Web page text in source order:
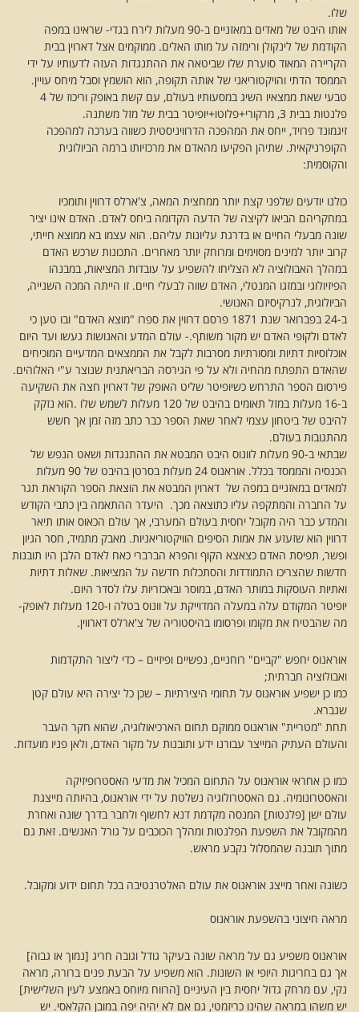
שלו.
אותו היבט של מאדים במאזניים ב-90 מעלות לירח בגדי- שראינו במפה
הקודמת של לינקולן ורימזה על מותו האלים. ממוקמים אצל דארוין בבית
הקריירה המאוד סוערת שלו שביטאה את ההתנגדות העזה לדעותיו על ידי
הממסד הדתי והויקטוריאני של אותה תקופה, הוא הושמץ וסבל מיחס עויין.
טבעי שאת ממצאיו השיג במסעותיו בעולם, עם קשת באופק וריכוז של 4
פלנטות בבית 3, מרקורי+פלוטו+יופיטר בבית של מזל משתנה.
זיגמונד פרויד, ייחס את המהפכה הדרוויניסטית כשווה בערכה למהפכה
הקופרניקאית. שתיהן הפקיעו מהאדם את מרכזיותו ברמה הביולוגית
והקוסמית:
כולנו יודעים שלפני קצת יותר ממחצית המאה, צ'ארלס דרווין ותומכיו
במחקריהם הביאו לקיצה של הדעה הקדומה ביחס לאדם. האדם אינו יציר
שונה מבעלי החיים או בדרגת עליונות עליהם. הוא עצמו בא ממוצא חייתי,
קרוב יותר למינים מסוימים ומרוחק יותר מאחרים. התכונות שרכש האדם
במהלך האבולוציה לא הצליחו להשפיע על עובדות המציאות, במבנהו
הפיזיולוגי ובמזגו המנטלי, האדם שווה לבעלי חיים. זו הייתה המכה השנייה,
הביולוגית, לנרקיסיזם האנושי.
ב-24 בפברואר שנת 1871 פרסם דרווין את ספרו "מוצא האדם" ובו טען כי
לאדם ולקופי האדם יש מקור משותף.- עולם המדע והאנושות געשו ועד היום
אוכלוסיות דתיות ומסורתיות מסרבות לקבל את הממצאים המדעיים המוכיחים
שהאדם התפתח מהחיה ולא על פי הגירסה הבריאתנית שנוצר ע"י האלוהים.
פירסום הספר התרחש כשיופיטר שליט האופק של דארוין חצה את השקיעה
ב-16 מעלות במזל תאומים בהיבט של 120 מעלות לשמש שלו .הוא נזקק
להיבט של ביטחון עצמי לאחר שאת הספר כבר כתב מזה זמן אך חשש
מהתגובות בעולם.
שבתאי ב-90 מעלות לוונוס היבט המבטא את ההתנגדות ושאט הנפש של
הכנסיה והממסד בכלל. אוראנוס 24 מעלות בסרטן בהיבט של 90 מעלות
למאדים במאזניים במפה של דארוין המבטא את הוצאת הספר הקוראת תגר
על החברה והמתקפה עליו כתוצאה מכך. היעדר ההתאמה בין כתבי הקודש
והמדע כבר היה מקובל יחסית בעולם המערבי, אך עולם הכאוס אותו תיאר
דרווין הוא שזעזע את אמות הסיפים הוויקטוריאניות. מאבק מתמיד, חסר הגיון
ופשר, תפיסת האדם כצאצא הקוף והפרא הברברי כאח לאדם הלבן היו תובנות
חדשות שהצריכו התמודדות והסתכלות חדשה על המציאות. שאלות דתיות
ואתיות העוסקות במותר האדם, במוסר ובאכזריות עלו לסדר היום.
יופיטר המקודם עלה במעלה המדוייקת על וונוס בטלה ו-120 מעלות לאופק-
מה שהבטיח את מקומו ופרסומו בהיסטוריה של צ'ארלס דארווין.
אוראנוס יחפש "קביים" רוחניים, נפשיים ופיזיים – כדי ליצור התקדמות
ואבולוציה חברתית;
כמו כן ישפיע אוראנוס על תחומי היצירתיות – שכן כל יצירה היא עולם קטן
שנברא.
תחת "מטריית" אוראנוס ממוקם תחום הארכיאולוגיה, שהוא חקר העבר
והעולם העתיק המייצר עבורנו ידע ותובנות על מקור האדם, ולאן פניו מועדות.
כמו כן אחראי אוראנוס על התחום המכיל את מדעי האסטרופיזיקה
והאסטרונומיה. גם האסטרולוגיה נשלטת על ידי אוראנוס, בהיותה מייצגת
עולם ישן [פלנטות] המנסה מקדמת דנא לחשוף ולחבר בדרך שונה ואחרת
מהמקובל את השפעת הפלנטות ומהלך הכוכבים על גורל האנשים. זאת גם
מתוך תובנה שהמסלול נקבע מראש.
כשונה ואחר מייצג אוראנוס את עולם האלטרנטיבה בכל תחום ידוע ומקובל.
מראה חיצוני בהשפעת אוראנוס
אוראנוס משפיע גם על מראה שונה בעיקר גודל וגובה חריג [נמוך או גבוה]
אך גם בחריגות היופי או השונות. הוא משפיע על הבעת פנים ברורה, מראה
נקי, עם מרחק גדול יחסית בין העיניים [הרווח מיוחס באמצע לעין השלישית]
יש משהו במראה שהינו כריזמטי, גם אם לא יהיה יפה במובן הקלאסי. יש